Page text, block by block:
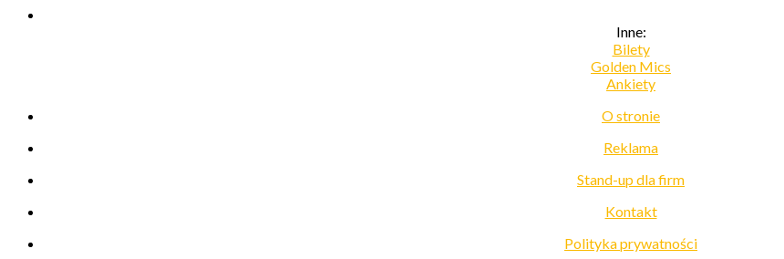
Inne:
Bilety
Golden Mics
Ankiety
O stronie
Reklama
Stand-up dla firm
Kontakt
Polityka prywatności